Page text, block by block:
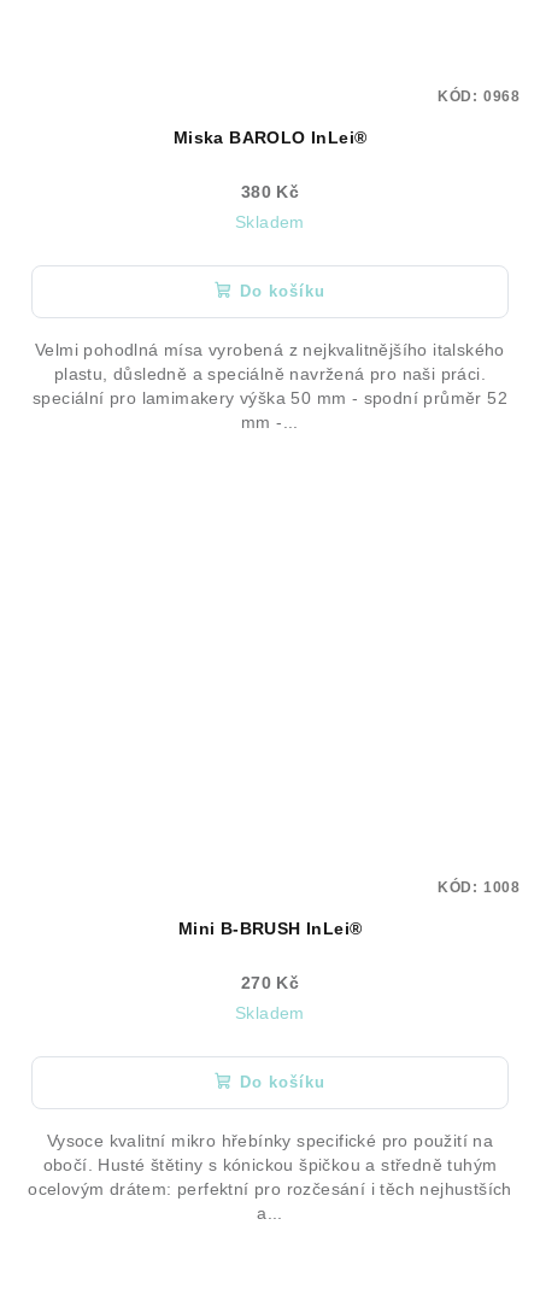
Miska BAROLO InLei®
380 Kč
Skladem
Do košíku
Velmi pohodlná mísa vyrobená z nejkvalitnějšího italského
plastu, důsledně a speciálně navržená pro naši práci.
speciální pro lamimakery výška 50 mm - spodní průměr 52
mm -...
KÓD: 0968
Mini B-BRUSH InLei®
270 Kč
Skladem
Do košíku
Vysoce kvalitní mikro hřebínky specifické pro použití na
obočí. Husté štětiny s kónickou špičkou a středně tuhým
ocelovým drátem: perfektní pro rozčesání i těch nejhustších
a...
KÓD: 1008